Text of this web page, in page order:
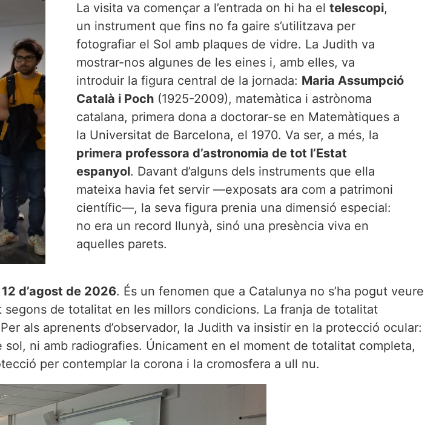
La visita va començar a l’entrada on hi ha eltelescopi,
un instrument que fins no fa gaire s’utilitzava per
fotografiar el Sol amb plaques de vidre. La Judith va
mostrar-nos algunes de les eines i, amb elles, va
introduir la figura central de la jornada: Maria Assumpció
Català i Poch (1925-2009), matemàtica i astrònoma
catalana, primera dona a doctorar-se en Matemàtiques a
la Universitat de Barcelona, el 1970. Va ser, a més, la
primera professora d’astronomia de tot l’Estat
espanyol. Davant d’alguns dels instruments que ella
mateixa havia fet servir —exposats ara com a patrimoni
científic—, la seva figura prenia una dimensió especial:
no era un record llunyà, sinó una presència viva en
aquelles parets.
d’agost de 2026. És un fenomen que a Catalunya no s’ha pogut veure
de totalitat en les millors condicions. La franja de totalitat
als aprenents d’observador, la Judith va insistir en la protecció ocular:
ni amb radiografies. Únicament en el moment de totalitat completa,
per contemplar la corona i la cromosfera a ull nu.